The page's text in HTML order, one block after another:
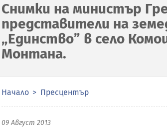
Снимки на министър
представители на
„Единство” в село
Монтана.
Начало Пресцентър
09 Август 2013